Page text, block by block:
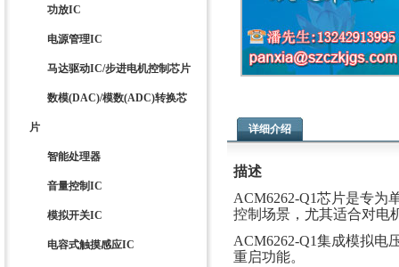
功放IC
电源管理IC
马达驱动IC/步进电机控制芯片
数模(DAC)/模数(ADC)转换芯
片
智能处理器
音量控制IC
模拟开关IC
电容式触摸感应IC
详细介绍
描述
ACM6262-Q1芯片是专为
控制场景，尤其适合对电
ACM6262-Q1集成模拟电
重启功能。